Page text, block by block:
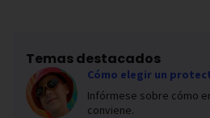
Temas destacados
Cómo elegir un
Infórmese sobre cómo
conviene.